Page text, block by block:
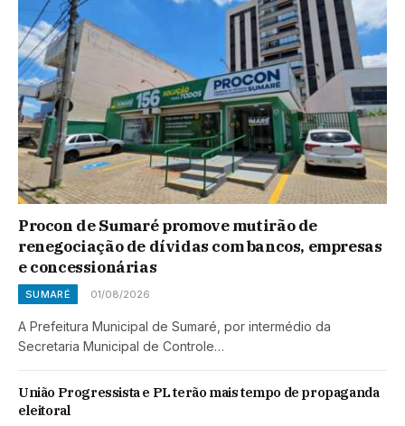
Procon de Sumaré promove mutirão de
renegociação de dívidas com bancos, empresas
e concessionárias
SUMARÉ 01/08/2026
A Prefeitura Municipal de Sumaré, por intermédio da
Secretaria Municipal de Controle…
União Progressista e PL terão mais tempo de propaganda
eleitoral